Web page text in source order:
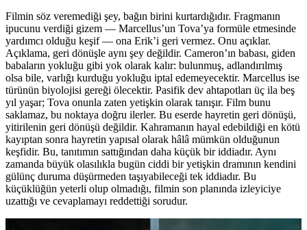
Filmin söz veremediği şey, bağın birini kurtardığıdır. Fragmanın
ipucunu verdiği gizem — Marcellus’un Tova’ya formüle etmesinde
yardımcı olduğu keşif — ona Erik’i geri vermez. Onu açıklar.
Açıklama, geri dönüşle aynı şey değildir. Cameron’ın babası, giden
babaların yokluğu gibi yok olarak kalır: bulunmuş, adlandırılmış
olsa bile, varlığı kurduğu yokluğu iptal edemeyecektir. Marcellus ise
türünün biyolojisi gereği ölecektir. Pasifik dev ahtapotları üç ila beş
yıl yaşar; Tova onunla zaten yetişkin olarak tanışır. Film bunu
saklamaz, bu noktaya doğru ilerler. Bu eserde hayretin geri dönüşü,
yitirilenin geri dönüşü değildir. Kahramanın hayal edebildiği en kötü
kayıptan sonra hayretin yapısal olarak hâlâ mümkün olduğunun
keşfidir. Bu, tanıtımın sattığından daha küçük bir iddiadır. Aynı
zamanda büyük olasılıkla bugün ciddi bir yetişkin dramının kendini
gülünç duruma düşürmeden taşıyabileceği tek iddiadır. Bu
küçüklüğün yeterli olup olmadığı, filmin son planında izleyiciye
uzattığı ve cevaplamayı reddettiği sorudur.